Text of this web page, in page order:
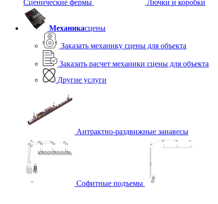
Сценические фермы Лючки и коробки
Механикасцены
Заказать механику сцены для объекта
Заказать расчет механики сцены для объекта
Другие услуги
Антрактно-раздвижные занавесы
Софитные подъемы